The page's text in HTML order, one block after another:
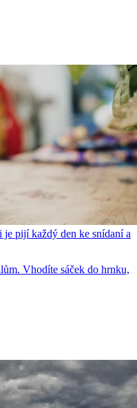
je pijí každý den ke snídaní a
Vhodíte sáček do hrnku,